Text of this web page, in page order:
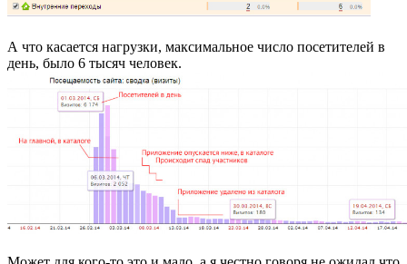
А что касается нагрузки, максимальное число посетителей в
день, было 6 тысяч человек.